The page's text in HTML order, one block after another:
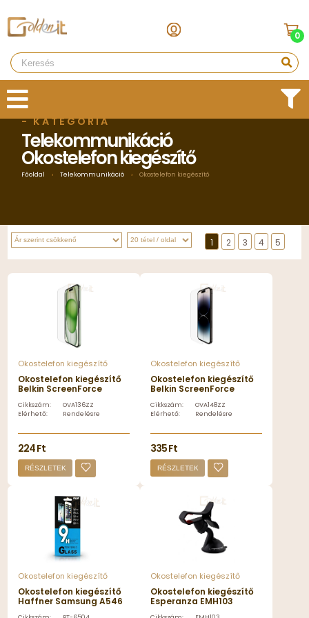
0
- KATEGÓRIA
Telekommunikáció
Okostelefon kiegészítő
Főoldal › Telekommunikáció › Okostelefon kiegészítő
1 2 3 4 5
Okostelefon kiegészítő
Okostelefon kiegészítő
Belkin ScreenForce
Screen Protector for
iPhone 15 Plus/14 Pro
Cikkszám:
OVA136ZZ
Elérhető:
Rendelésre
224 Ft
RÉSZLETEK
Okostelefon kiegészítő
Okostelefon kiegészítő
Belkin ScreenForce
Screen Protector for
iPhone 15 Plus/14 Pro
Cikkszám:
OVA148ZZ
Elérhető:
Rendelésre
335 Ft
RÉSZLETEK
Okostelefon kiegészítő
Okostelefon kiegészítő
Haffner Samsung A546
Okostelefon kiegészítő
Okostelefon kiegészítő
Esperanza EMH103